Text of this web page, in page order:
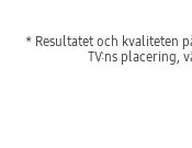
* Resultatet och kvaliteten
TV:ns placering,